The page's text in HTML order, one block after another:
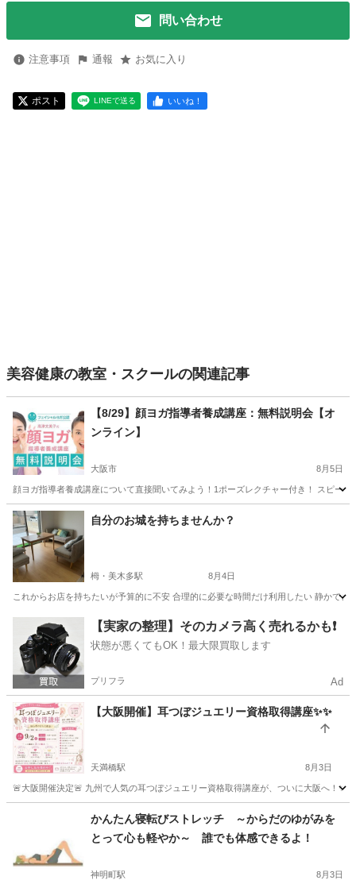
問い合わせ
注意事項 通報 お気に入り
ポスト LINEで送る いいね！
美容健康の教室・スクールの関連記事
【8/29】顔ヨガ指導者養成講座：無料説明会【オ
ンライン】
大阪市 8月5日
顔ヨガ指導者養成講座について直接聞いてみよう！1ポーズレクチャー付き！ スピー
大阪 大阪市 リフトアップ フェイシャル
自分のお城を持ちませんか？
栂・美木多駅 8月4日
これからお店を持ちたいが予算的に不安 合理的に必要な時間だけ利用したい 静かで
栂・美木多駅 エステ
【実家の整理】そのカメラ高く売れるかも❗️
状態が悪くてもOK！最大限買取します
プリフラ Ad
【大阪開催】耳つぼジュエリー資格取得講座✨✨
天満橋駅 8月3日
🚨大阪開催決定🚨 九州で人気の耳つぼジュエリー資格取得講座が、ついに大阪へ！✨
天満橋駅 足つぼ
かんたん寝転びストレッチ ～からだのゆがみを
とって心も軽やか～ 誰でも体感できるよ！
神明町駅 8月3日